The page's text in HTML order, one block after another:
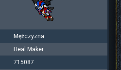
Mężczyzna
Heal Maker
715087